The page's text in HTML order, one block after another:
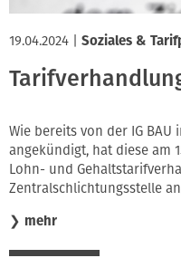
19.04.2024 Soziales &
Wie bereits von der IG
angekündigt, hat diese am
Lohn- und
Zentralschlichtungsstelle
❯ mehr